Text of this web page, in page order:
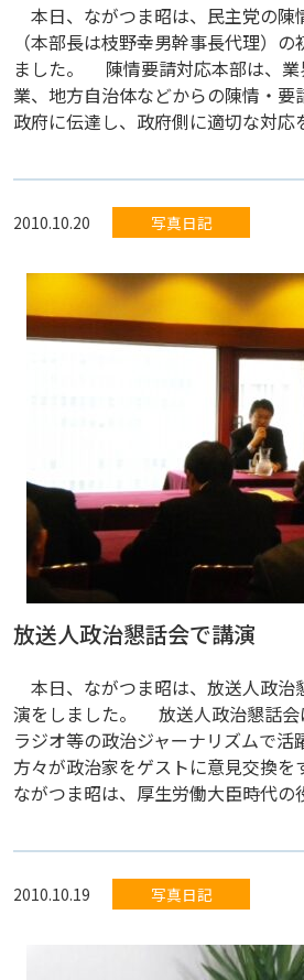
本日、ながつま昭は、民主党の陳
（本部長は枝野幸男幹事長代理）
ました。 陳情要請対応本部は、業
業、地方自治体などからの陳情・要
政府に伝達し、政府側に適切な対
2010.10.20 写真日記
放送人政治懇話会で講演
本日、ながつま昭は、放送人政治
演をしました。 放送人政治懇話会
ラジオ等の政治ジャーナリズムで活
方々が政治家をゲストに意見交換
ながつま昭は、厚生労働大臣時代
2010.10.19 写真日記